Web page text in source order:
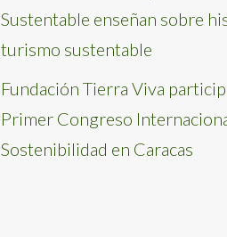
Sustentable enseñan sobre
turismo sustentable
Fundación Tierra Viva
Primer Congreso
Sostenibilidad en Caracas